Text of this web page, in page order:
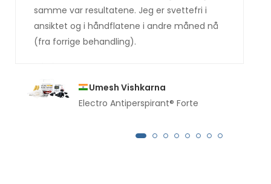
samme var resultatene. Jeg er svettefri i
ansiktet og i håndflatene i andre måned nå
(fra forrige behandling).
Umesh Vishkarna
Electro Antiperspirant® Forte